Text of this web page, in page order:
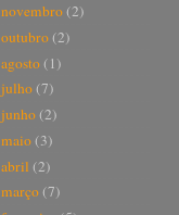
novembro(2)
outubro(2)
agosto(1)
julho(7)
junho(2)
maio(3)
abril (2)
março(7)